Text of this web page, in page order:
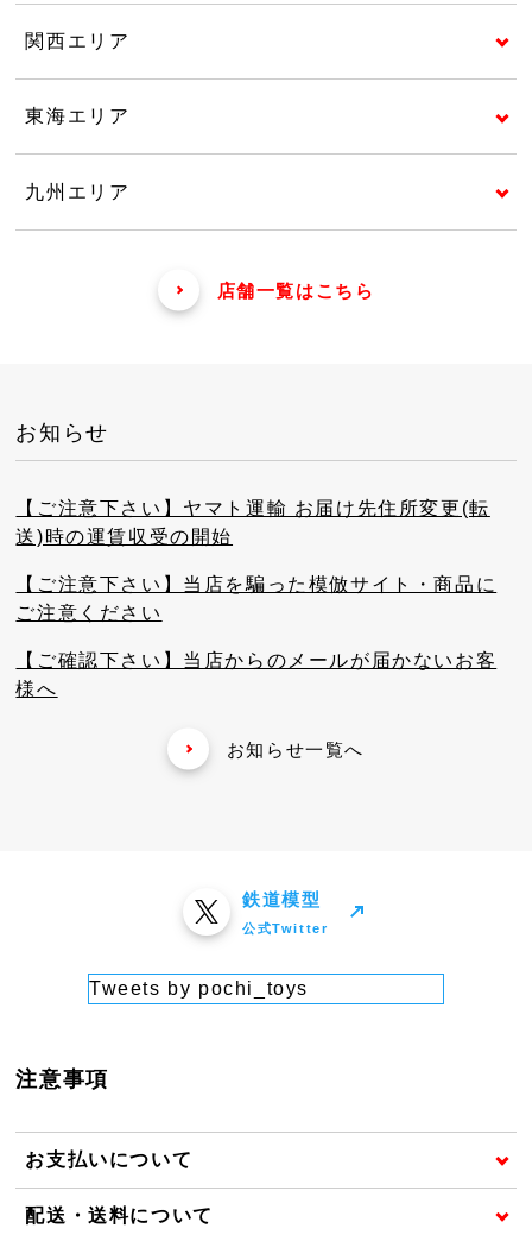
関西エリア
東海エリア
九州エリア
店舗一覧はこちら
お知らせ
【ご注意下さい】ヤマト運輸 お届け先住所変更(転
送)時の運賃収受の開始
【ご注意下さい】当店を騙った模倣サイト・商品に
ご注意ください
【ご確認下さい】当店からのメールが届かないお客
様へ
お知らせ一覧へ
鉄道模型
公式Twitter
Tweets by pochi_toys
注意事項
お支払いについて
配送・送料について